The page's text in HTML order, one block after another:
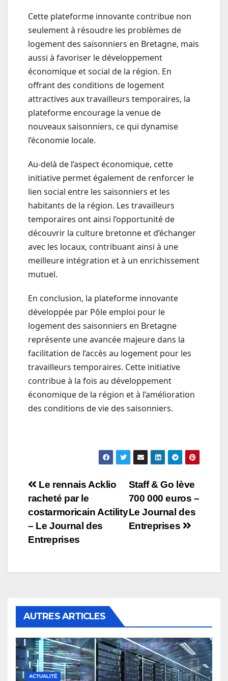
Cette plateforme innovante contribue non
seulement à résoudre les problèmes de
logement des saisonniers en Bretagne, mais
aussi à favoriser le développement
économique et social de la région. En
offrant des conditions de logement
attractives aux travailleurs temporaires, la
plateforme encourage la venue de
nouveaux saisonniers, ce qui dynamise
l’économie locale.
Au-delà de l’aspect économique, cette
initiative permet également de renforcer le
lien social entre les saisonniers et les
habitants de la région. Les travailleurs
temporaires ont ainsi l’opportunité de
découvrir la culture bretonne et d’échanger
avec les locaux, contribuant ainsi à une
meilleure intégration et à un enrichissement
mutuel.
En conclusion, la plateforme innovante
développée par Pôle emploi pour le
logement des saisonniers en Bretagne
représente une avancée majeure dans la
facilitation de l’accès au logement pour les
travailleurs temporaires. Cette initiative
contribue à la fois au développement
économique de la région et à l’amélioration
des conditions de vie des saisonniers.
Navigation
de
l’article
Staff & Go lève
700 000 euros –
Le Journal des
Entreprises
Le rennais Acklio
racheté par le
costarmoricain Actility
– Le Journal des
Entreprises
AUTRES ARTICLES
ACTUALITÉ